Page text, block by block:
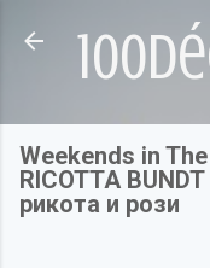
Weekends in
RICOTTA
рикота и рози